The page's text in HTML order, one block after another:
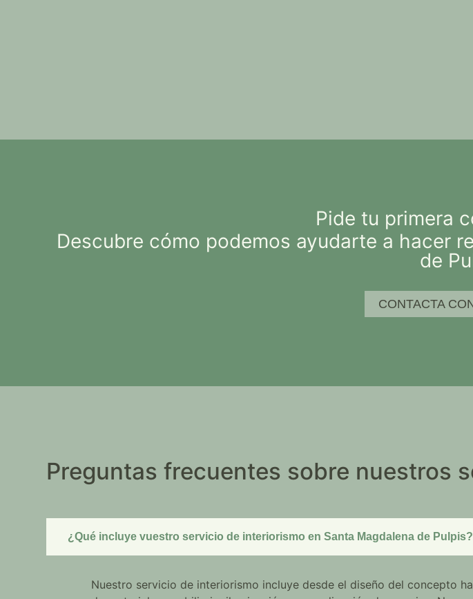
Pide tu primera
Descubre cómo podemos ayudarte a hacer
de
CONTACTA
Preguntas frecuentes sobre nuestros
¿Qué incluye vuestro servicio de interiorismo en Santa Magdalena de Pulpis?
Nuestro servicio de interiorismo incluye desde el diseño del concepto